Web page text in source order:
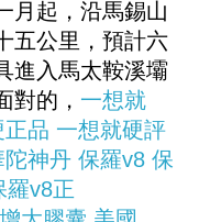
月起，沿馬錫山
五公里，預計六
進入馬太鞍溪壩
對的， 一想就
正品 一想就硬評
陀神丹 保羅v8 保
羅v8正